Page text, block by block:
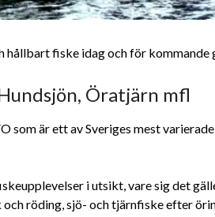
fiske idag och för kommande
Öratjärn mfl
som är ett av Sveriges mest
i utsikt, vare sig det
röding, sjö- och tjärnfiske efter